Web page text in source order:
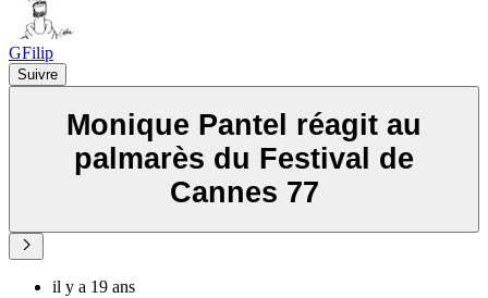
GFilip
Suivre
Monique Pantel réagit au
palmarès du Festival de
Cannes 77
il y a 19 ans